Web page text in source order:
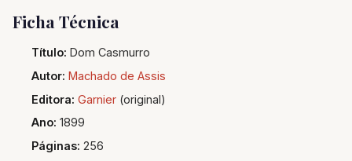
Ficha Técnica
Título: Dom Casmurro
Autor: Machado de Assis
Editora: Garnier (original)
Ano: 1899
Páginas: 256